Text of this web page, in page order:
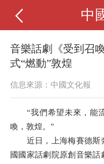
中
音樂話劇《受到召
式“燃動”敦煌
信息來源：中國文化報
“我們希望未來，能流
喚，敦煌。”
近日，上海梅賽德斯
國國家話劇院原創音樂